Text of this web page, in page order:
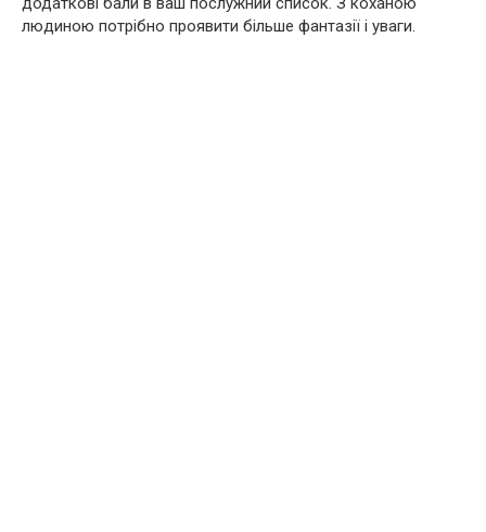
людиною потрібно проявити більше фантазії і уваги.